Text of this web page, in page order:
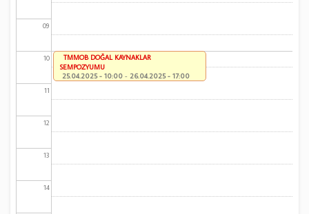
09
10
11
12
13
14
TMMOB DOĞAL KAYNAKLAR
SEMPOZYUMU
25.04.2025 - 10:00 - 26.04.2025 - 17:00